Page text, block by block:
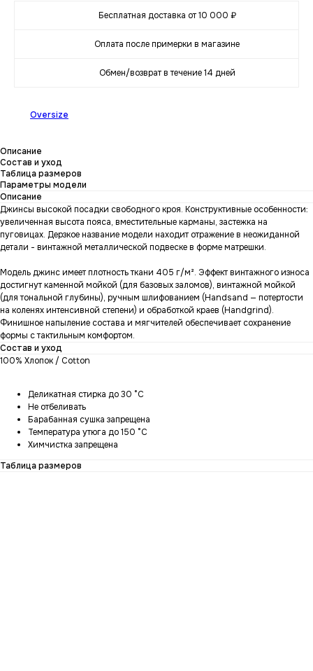
Бесплатная доставка от 10 000 ₽
Оплата после примерки в магазине
Обмен/возврат в течение 14 дней
Oversize
Описание
Состав и уход
Таблица размеров
Параметры модели
Описание
Джинсы высокой посадки свободного кроя. Конструктивные особенности:
увеличенная высота пояса, вместительные карманы, застежка на
пуговицах. Дерзкое название модели находит отражение в неожиданной
детали - винтажной металлической подвеске в форме матрешки.
Модель джинс имеет плотность ткани 405 г/м². Эффект винтажного износа
достигнут каменной мойкой (для базовых заломов), винтажной мойкой
(для тональной глубины), ручным шлифованием (Handsand — потертости
на коленях интенсивной степени) и обработкой краев (Handgrind).
Финишное напыление состава и мягчителей обеспечивает сохранение
формы с тактильным комфортом.
Состав и уход
100% Хлопок / Cotton
Деликатная стирка до 30 °C
Не отбеливать
Барабанная сушка запрещена
Температура утюга до 150 °C
Химчистка запрещена
Таблица размеров